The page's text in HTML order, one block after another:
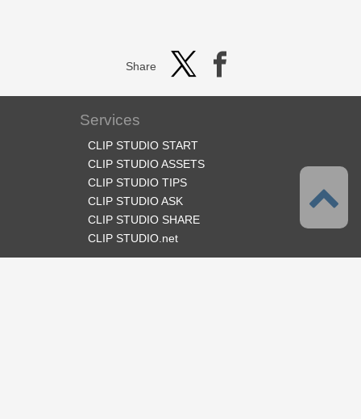
Share
Services
CLIP STUDIO START
CLIP STUDIO ASSETS
CLIP STUDIO TIPS
CLIP STUDIO ASK
CLIP STUDIO SHARE
CLIP STUDIO.net